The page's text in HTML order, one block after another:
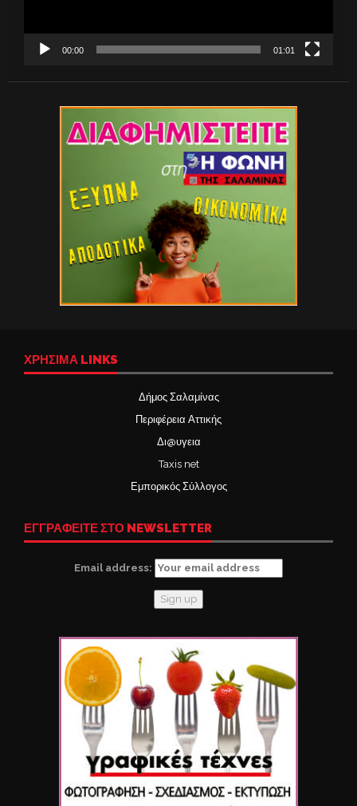
00:00 01:01
ΧΡΉΣΙΜΑ LINKS
Δήμος Σαλαμίνας
Περιφέρεια Αττικής
Δι@υγεια
Taxis net
Εμπορικός Σύλλογος
ΕΓΓΡΑΦΕΙΤΕ ΣΤΟ NEWSLETTER
Email address: